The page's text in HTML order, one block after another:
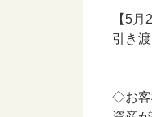
【5
引き
◇お客